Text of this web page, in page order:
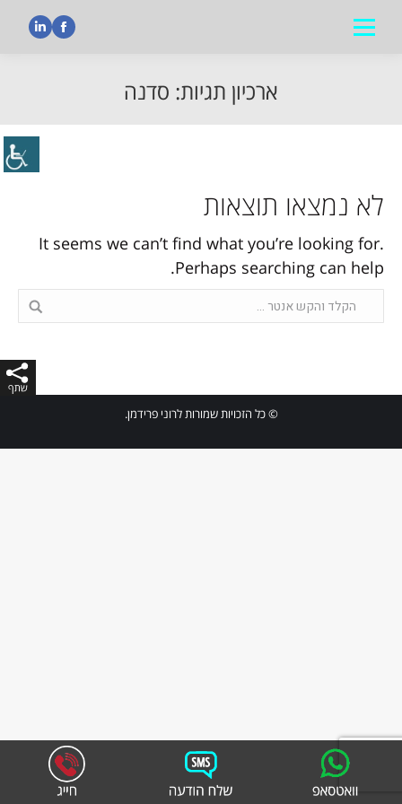
ארכיון תגיות: סדנה
לא נמצאו תוצאות
It seems we can’t find what you’re looking for.
Perhaps searching can help.
Search:
© כל הזכויות שמורות לרוני פרידמן.